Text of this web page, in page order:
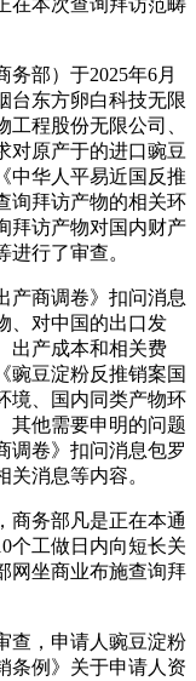
部）于2025年6月
台东方卵白科技无限
程股份无限公司、
对原产于的进口豌豆
中华人平易近国反推
询拜访产物的相关环
拜访产物对国内财产
行了审查。
商调卷》扣问消息
、对中国的出口发
出产成本和相关费
豌豆淀粉反推销案国
境、国内同类产物环
其他需要申明的问题
调卷》扣问消息包罗
消息等内容。
务部凡是正在本通
个工做日内向短长关
网坐商业布施查询拜
，申请人豌豆淀粉
条例》关于申请人资